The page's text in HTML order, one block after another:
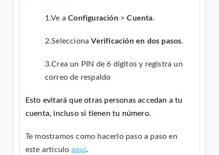
1.Ve aConfiguración>Cuenta.
2.SeleccionaVerificación en dos pasos.
3.Crea un PIN de 6 dígitos y registra un
correo de respaldo
Esto evitará que otras personas accedan a tu
cuenta, incluso si tienen tu número.
Te mostramos como hacerlo paso a paso en
este artículo aquí.